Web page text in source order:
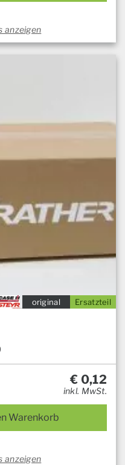
anzeigen
Ersatzteil
original
€ 0,12
inkl. MwSt.
Warenkorb
anzeigen